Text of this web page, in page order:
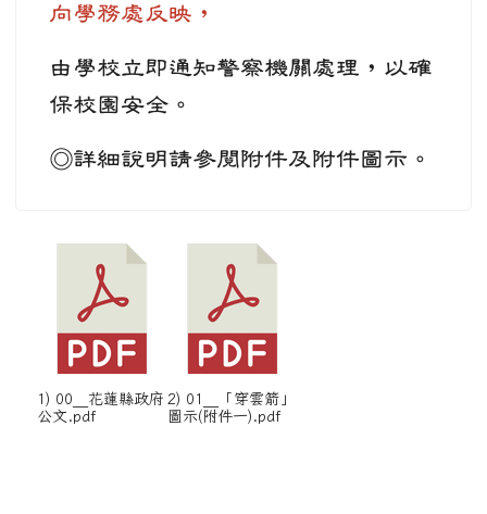
向學務處反映，
由學校立即通知警察機關處理，以確
保校園安全。
◎詳細說明請參閱附件及附件圖示。
1) 00__花蓮縣政府
公文.pdf
2) 01__「穿雲箭」
圖示(附件一).pdf